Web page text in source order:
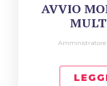
AVVIO
Amministratore